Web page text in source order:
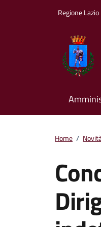
Regione Lazio
Home /